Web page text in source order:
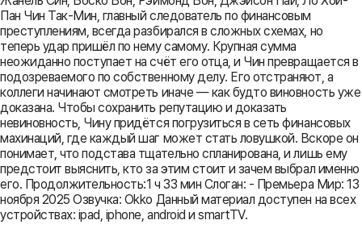
Пан Чин Так-Мин, главный следователь по финансовым
преступлениям, всегда разбирался в сложных схемах, но
теперь удар пришёл по нему самому. Крупная сумма
неожиданно поступает на счёт его отца, и Чин превращается в
подозреваемого по собственному делу. Его отстраняют, а
коллеги начинают смотреть иначе — как будто виновность уже
доказана. Чтобы сохранить репутацию и доказать
невиновность, Чину придётся погрузиться в сеть финансовых
махинаций, где каждый шаг может стать ловушкой. Вскоре он
понимает, что подстава тщательно спланирована, и лишь ему
предстоит выяснить, кто за этим стоит и зачем выбрал именно
его. Продолжительность:1 ч 33 мин Слоган: - Премьера Мир: 13
ноября 2025 Озвучка: Okko Данный материал доступен на всех
устройствах: ipad, iphone, android и smartTV.